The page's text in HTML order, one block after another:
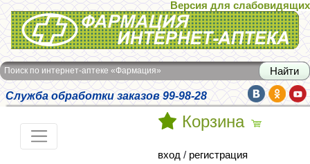
Интернет-аптека Фармация
Версия для слабовидящих
Поиск по интернет-аптеке «Фармация»
Служба обработки заказов 99-98-28
Корзина
вход / регистрация